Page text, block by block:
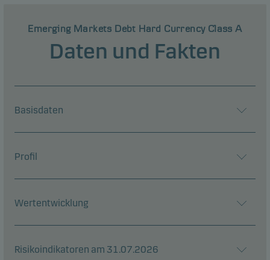
Emerging Markets Debt Hard Currency Class A
Daten und Fakten
Basisdaten
Profil
Wertentwicklung
Risikoindikatoren am 31.07.2026